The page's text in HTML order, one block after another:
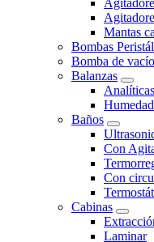
Mantas
Bombas
Bomba de vacío
Balanzas
Humedad
Baños
Con
Con
Cabinas
Laminar